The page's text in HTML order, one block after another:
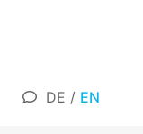
DE / EN